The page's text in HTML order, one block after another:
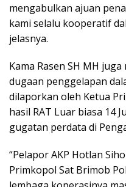
mengabulkan ajuan
kami selalu kooperatif
jelasnya.
Kama Rasen SH MH
dugaan penggelapan
dilaporkan oleh Ketua
hasil RAT Luar biasa 14
gugatan perdata di
“Pelapor AKP Hotlan
Primkopol Sat Brimob